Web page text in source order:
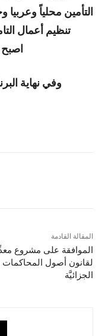
التأمين محلياً
اصبح
وفي نهاية
المقالة القادمة
الموافقة على مشروع
لقانون أصول المحاكمات
الجزائيَّة